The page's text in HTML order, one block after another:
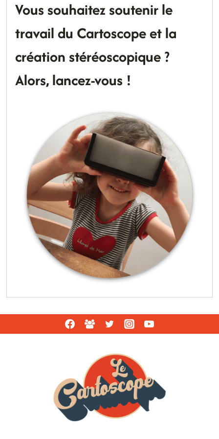
Vous souhaitez soutenir le
travail du Cartoscope et la
création stéréoscopique ?
Alors, lancez-vous !